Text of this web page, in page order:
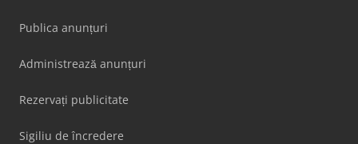
Publica anunțuri
Administrează anunțuri
Rezervați publicitate
Sigiliu de încredere